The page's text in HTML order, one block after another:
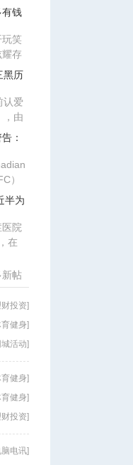
了
有钱
玩笑
存
会计
黑历
认爱
，由
商
：
）
有
半为
院
在
新帖
投资]
健身]
城活动]
健身]
健身]
投资]
脑电讯]